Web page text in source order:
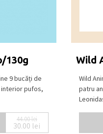
ciocolata cu
la o temperatura
130g
9 bucăți de
pufos,
44.00lei
Prețul inițial a fost:
30.00 lei
Prețul curent este:
Wild
Wild
patru